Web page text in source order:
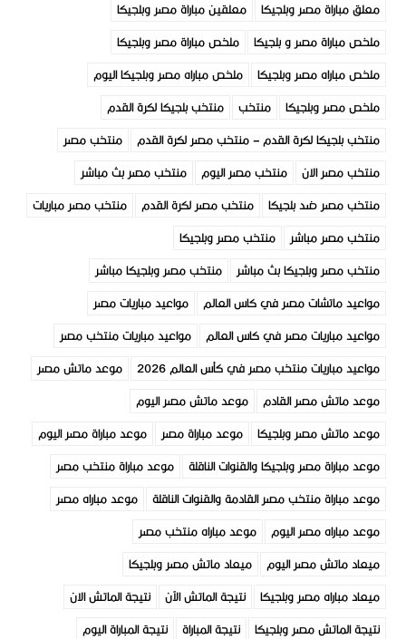
معلق مباراة مصر وبلجيكا
معلقين مباراة مصر وبلجيكا
ملخص مباراة مصر و بلجيكا
ملخص مباراة مصر وبلجيكا
ملخص مباراه مصر وبلجيكا
ملخص مباراه مصر وبلجيكا اليوم
ملخص مصر وبلجيكا
منتخب
منتخب بلجيكا لكرة القدم
منتخب بلجيكا لكرة القدم – منتخب مصر لكرة القدم
منتخب مصر
منتخب مصر الان
منتخب مصر اليوم
منتخب مصر بث مباشر
منتخب مصر ضد بلجيكا
منتخب مصر لكرة القدم
منتخب مصر مباريات
منتخب مصر مباشر
منتخب مصر وبلجيكا
منتخب مصر وبلجيكا بث مباشر
منتخب مصر وبلجيكا مباشر
مواعيد ماتشات مصر في كاس العالم
مواعيد مباريات مصر
مواعيد مباريات مصر في كاس العالم
مواعيد مباريات منتخب مصر
مواعيد مباريات منتخب مصر في كأس العالم 2026
موعد ماتش مصر
موعد ماتش مصر القادم
موعد ماتش مصر اليوم
موعد ماتش مصر وبلجيكا
موعد مباراة مصر
موعد مباراة مصر اليوم
موعد مباراة مصر وبلجيكا والقنوات الناقلة
موعد مباراة منتخب مصر
موعد مباراة منتخب مصر القادمة والقنوات الناقلة
موعد مباراه مصر
موعد مباراه مصر اليوم
موعد مباراه منتخب مصر
ميعاد ماتش مصر اليوم
ميعاد ماتش مصر وبلجيكا
ميعاد مباراه مصر وبلجيكا
نتيجة الماتش الآن
نتيجة الماتش الان
نتيجة الماتش مصر وبلجيكا
نتيجة المباراة
نتيجة المباراة اليوم